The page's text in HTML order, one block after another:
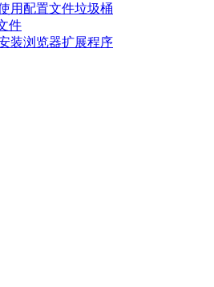
用配置文件垃圾桶
件
装浏览器扩展程序